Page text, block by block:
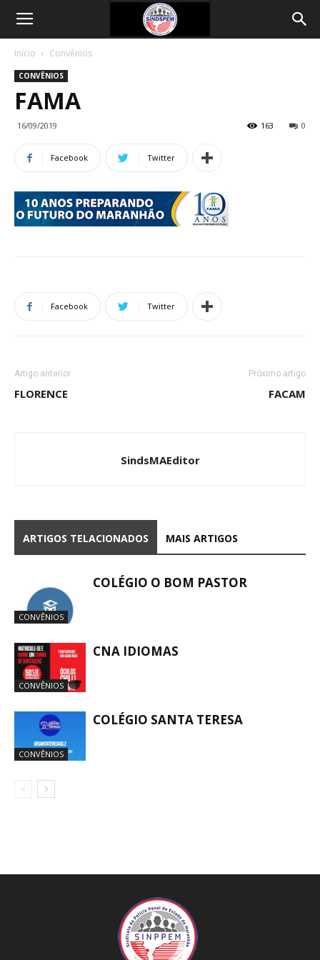
Início Convênios
CONVÊNIOS
FAMA
16/09/2019 0
163
Facebook Twitter
Facebook Twitter
Artigo anterior
FLORENCE
Próximo artigo
FACAM
SindsMAEditor
ARTIGOS TELACIONADOS MAIS ARTIGOS
CONVÊNIOS
COLÉGIO O BOM PASTOR
CONVÊNIOS
CNA IDIOMAS
CONVÊNIOS
COLÉGIO SANTA TERESA